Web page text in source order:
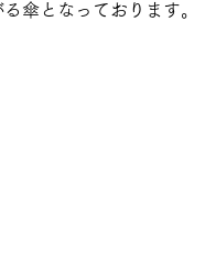
傘となっております。